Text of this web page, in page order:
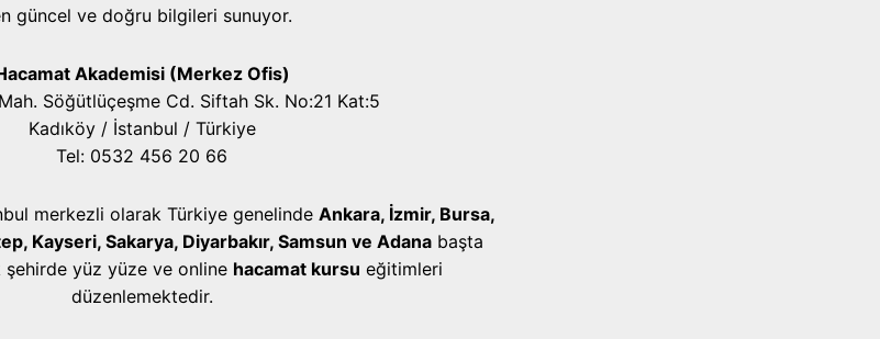
güncel ve doğru bilgileri sunuyor.
Akademisi (Merkez Ofis)
Söğütlüçeşme Cd. Siftah Sk. No:21 Kat:5
Kadıköy / İstanbul / Türkiye
Tel: 0532 456 20 66
merkezli olarak Türkiye genelinde Ankara, İzmir, Bursa,
Kayseri, Sakarya, Diyarbakır, Samsun ve Adanabaşta
yüz yüze ve online hacamat kursu eğitimleri
düzenlemektedir.